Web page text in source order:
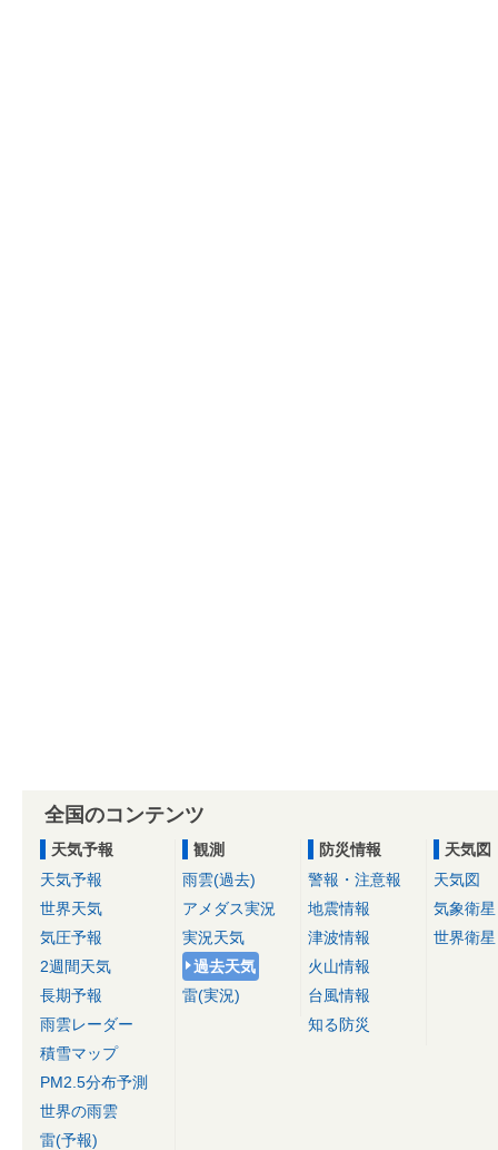
全国のコンテンツ
天気予報
天気予報
世界天気
気圧予報
2週間天気
長期予報
雨雲レーダー
積雪マップ
PM2.5分布予測
世界の雨雲
雷(予報)
観測
雨雲(過去)
アメダス実況
実況天気
過去天気
雷(実況)
防災情報
警報・注意報
地震情報
津波情報
火山情報
台風情報
知る防災
天気図
天気図
気象衛星
世界衛星